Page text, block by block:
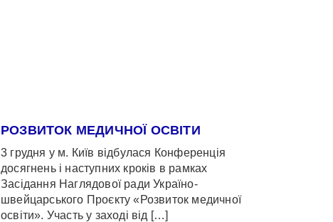
РОЗВИТОК МЕДИЧНОЇ ОСВІТИ
3 грудня у м. Київ відбулася Конференція
досягнень і наступних кроків в рамках
Засідання Наглядової ради Україно-
швейцарського Проєкту «Розвиток медичної
освіти». Участь у заході від […]